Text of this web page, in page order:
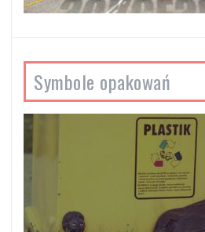
Symbole opakowań